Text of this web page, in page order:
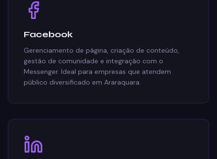
Facebook
Gerenciamento de página, criação de conteúdo,
gestão de comunidade e integração com o
Messenger. Ideal para empresas que atendem
público diversificado em Araraquara.